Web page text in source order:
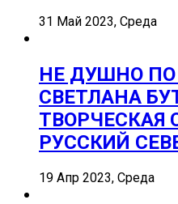
31 Май 2023, Среда
НЕ ДУШНО
СВЕТЛАНА
ТВОРЧЕСКАЯ
РУССКИЙ
19 Апр 2023, Среда